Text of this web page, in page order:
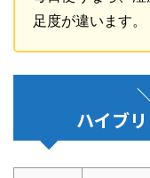
足度が違います。
ハイブ